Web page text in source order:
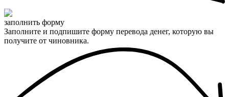
заполнить форму
Заполните и подпишите форму перевода денег, которую вы
получите от чиновника.